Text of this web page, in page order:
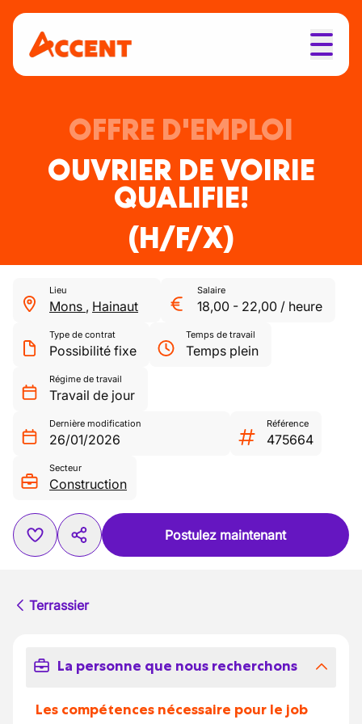
OFFRE D'EMPLOI
OUVRIER DE VOIRIE
QUALIFIE!
(H/F/X)
Lieu
Mons , Hainaut
Salaire
18,00 - 22,00 / heure
Type de contrat
Possibilité fixe
Temps de travail
Temps plein
Régime de travail
Travail de jour
Dernière modification
26/01/2026
Référence
475664
Secteur
Construction
Postulez maintenant
Terrassier
La personne que nous recherchons
Les compétences nécessaire pour le job